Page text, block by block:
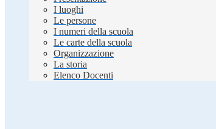
I luoghi
Le persone
I numeri della scuola
Le carte della scuola
Organizzazione
La storia
Elenco Docenti